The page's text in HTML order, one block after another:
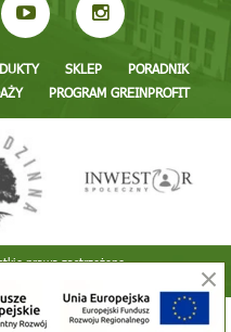
SKLEP
PORADNIK
PROGRAM GREINPROFIT
prawa zastrzeżone
TiO interactive